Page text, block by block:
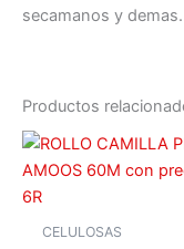
secamanos y demas.
Productos
CELULOSAS